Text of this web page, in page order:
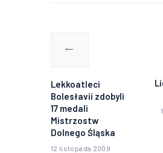
Lekkoatleci
Bolesłavii zdobyli
17 medali
Mistrzostw
Dolnego Śląska
12 listopada 2009